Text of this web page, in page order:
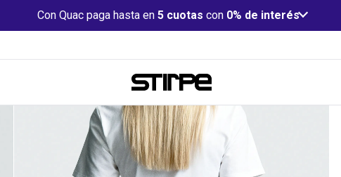
Con Quac paga hasta en 5 cuotas con 0% de interés